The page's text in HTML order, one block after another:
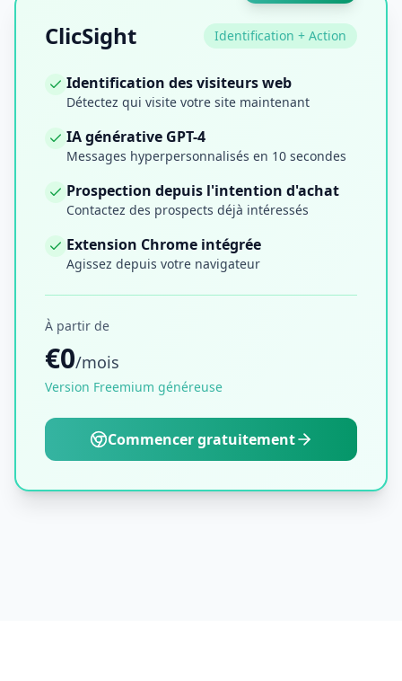
ClicSight Identification + Action
Identification des visiteurs web
Détectez qui visite votre site maintenant
IA générative GPT-4
Messages hyperpersonnalisés en 10 secondes
Prospection depuis l'intention d'achat
Contactez des prospects déjà intéressés
Extension Chrome intégrée
Agissez depuis votre navigateur
À partir de
€0/mois
Version Freemium généreuse
Commencer gratuitement